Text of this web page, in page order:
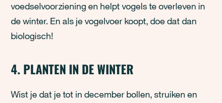
voedselvoorziening en helpt vogels te overleven in
de winter. En als je vogelvoer koopt, doe dat dan
biologisch!
4. PLANTEN IN DE WINTER
Wist je dat je tot in december bollen, struiken en